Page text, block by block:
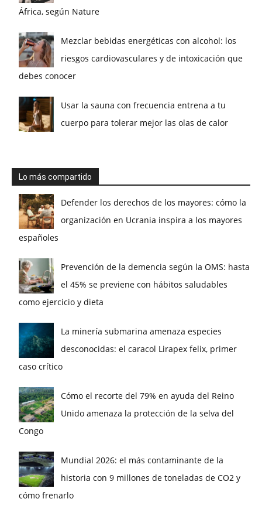
África, según Nature
Mezclar bebidas energéticas con alcohol: los
riesgos cardiovasculares y de intoxicación que
debes conocer
Usar la sauna con frecuencia entrena a tu
cuerpo para tolerar mejor las olas de calor
Lo más compartido
Defender los derechos de los mayores: cómo la
organización en Ucrania inspira a los mayores
españoles
Prevención de la demencia según la OMS: hasta
el 45% se previene con hábitos saludables
como ejercicio y dieta
La minería submarina amenaza especies
desconocidas: el caracol Lirapex felix, primer
caso crítico
Cómo el recorte del 79% en ayuda del Reino
Unido amenaza la protección de la selva del
Congo
Mundial 2026: el más contaminante de la
historia con 9 millones de toneladas de CO2 y
cómo frenarlo